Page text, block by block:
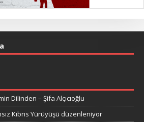
Dilinden – Şifa Alçıcıoğlu
Kıbrıs Yürüyüşü düzenleniyor